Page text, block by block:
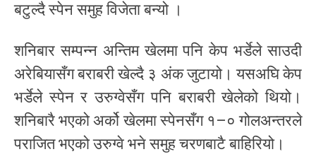
बटुल्दै स्पेन समुह विजेता बन्यो ।
शनिबार सम्पन्न अन्तिम खेलमा पनि केप भर्डेले साउदी
अरेबियासँग बराबरी खेल्दै ३ अंक जुटायो। यसअघि केप
भर्डेले स्पेन र उरुग्वेसँग पनि बराबरी खेलेको थियो।
शनिबारै भएको अर्को खेलमा स्पेनसँग १–० गोलअन्तरले
पराजित भएको उरुग्वे भने समुह चरणबाटै बाहिरियो।